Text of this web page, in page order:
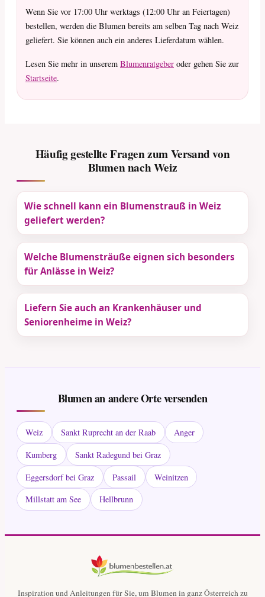
Wenn Sie vor 17:00 Uhr werktags (12:00 Uhr an Feiertagen)
bestellen, werden die Blumen bereits am selben Tag nach Weiz
geliefert. Sie können auch ein anderes Lieferdatum wählen.
Lesen Sie mehr in unserem Blumenratgeber oder gehen Sie zur
Startseite.
Häufig gestellte Fragen zum Versand von
Blumen nach Weiz
Wie schnell kann ein Blumenstrauß in Weiz
geliefert werden?
Welche Blumensträuße eignen sich besonders
für Anlässe in Weiz?
Liefern Sie auch an Krankenhäuser und
Seniorenheime in Weiz?
Blumen an andere Orte versenden
Weiz Sankt Ruprecht an der Raab
Anger
Kumberg
Sankt Radegund bei Graz
Eggersdorf bei Graz
Passail
Weinitzen
Millstatt am See
Hellbrunn
Inspiration und Anleitungen für Sie, um Blumen in ganz Österreich zu